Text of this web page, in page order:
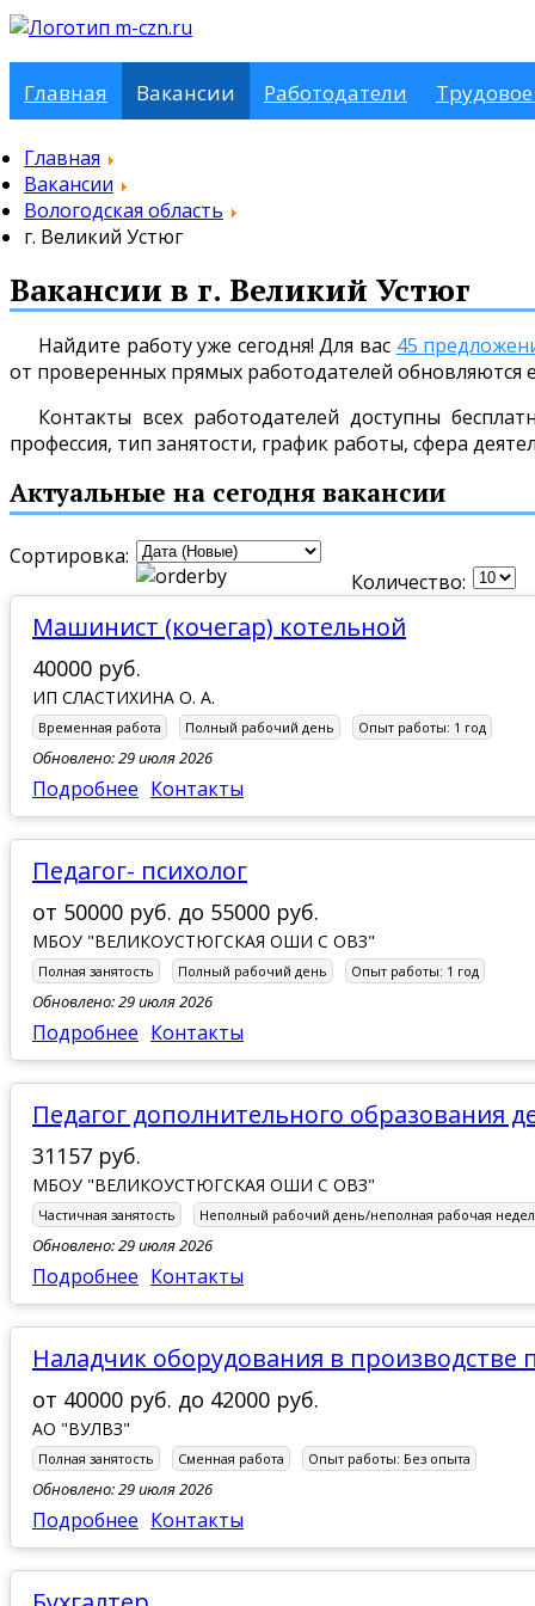
Главная Вакансии Работодатели
Главная
Вакансии
Вологодская область
г. Великий Устюг
Вакансии в г. Великий Устюг
Найдите работу уже сегодня! Для вас 45
от проверенных прямых работодателей обновляются
Контакты всех работодателей доступны
профессия, тип занятости, график работы, сфера
Актуальные на сегодня вакансии
Сортировка:
Количество:
Машинист (кочегар) котельной
40000 руб.
ИП СЛАСТИХИНА О. А.
Временная работа Полный рабочий день Опыт работы: 1 год
Обновлено: 29 июля 2026
Подробнее Контакты
педагог- психолог
от 50000 руб. до 55000 руб.
МБОУ "ВЕЛИКОУСТЮГСКАЯ ОШИ С ОВЗ"
Полная занятость Полный рабочий день Опыт работы: 1 год
Обновлено: 29 июля 2026
Подробнее Контакты
Педагог дополнительного образования
31157 руб.
МБОУ "ВЕЛИКОУСТЮГСКАЯ ОШИ С ОВЗ"
Частичная занятость Неполный рабочий день/неполная рабочая
Обновлено: 29 июля 2026
Подробнее Контакты
наладчик оборудования в
от 40000 руб. до 42000 руб.
АО "ВУЛВЗ"
Полная занятость Сменная работа Опыт работы: Без опыта
Обновлено: 29 июля 2026
Подробнее Контакты